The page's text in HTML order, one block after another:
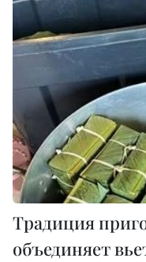
Традиция
объединяет